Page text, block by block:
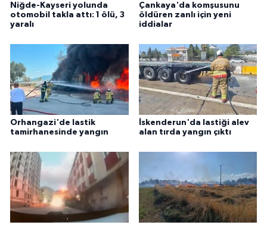
Niğde-Kayseri yolunda
otomobil takla attı: 1 ölü, 3
yaralı
Çankaya'da komşusunu
öldüren zanlı için yeni
iddialar
Orhangazi'de lastik
tamirhanesinde yangın
İskenderun'da lastiği alev
alan tırda yangın çıktı